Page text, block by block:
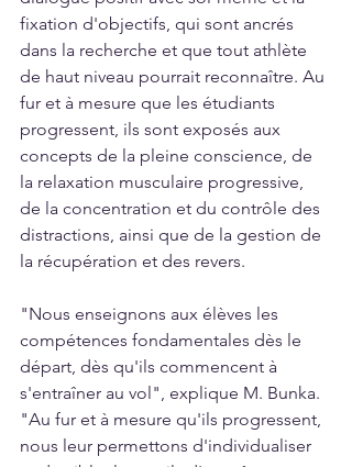
fixation d'objectifs, qui sont ancrés
dans la recherche et que tout athlète
de haut niveau pourrait reconnaître. Au
fur et à mesure que les étudiants
progressent, ils sont exposés aux
concepts de la pleine conscience, de
la relaxation musculaire progressive,
de la concentration et du contrôle des
distractions, ainsi que de la gestion de
la récupération et des revers.
"Nous enseignons aux élèves les
compétences fondamentales dès le
départ, dès qu'ils commencent à
s'entraîner au vol", explique M. Bunka.
"Au fur et à mesure qu'ils progressent,
nous leur permettons d'individualiser